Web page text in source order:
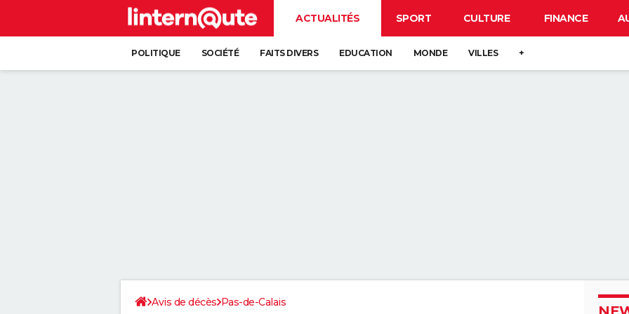
ACTUALITÉS SPORT CULTURE FINANCE
POLITIQUE SOCIÉTÉ FAITS DIVERS EDUCATION MONDE VILLES +
Avis de décès Pas-de-Calais